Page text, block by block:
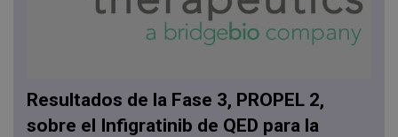
Resultados de la Fase 3, PROPEL 2,
sobre el Infigratinib de QED para la